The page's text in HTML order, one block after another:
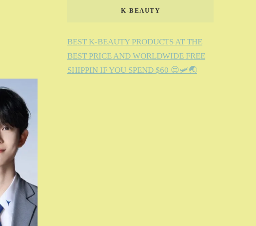
K-BEAUTY
BEST K-BEAUTY PRODUCTS AT THE
BEST PRICE AND WORLDWIDE FREE
SHIPPIN IF YOU SPEND $60 😍🛩️🌏